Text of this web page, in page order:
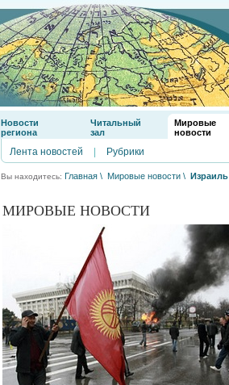
Новости
региона
Читальный
зал
Мировые
новости
Лента новостей Рубрики
Вы находитесь: Главная \ Мировые новости \ Израиль
МИРОВЫЕ НОВОСТИ